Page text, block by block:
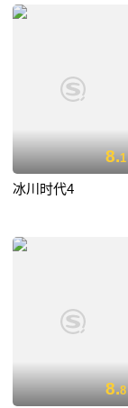
8.1
冰川时代4
8.8